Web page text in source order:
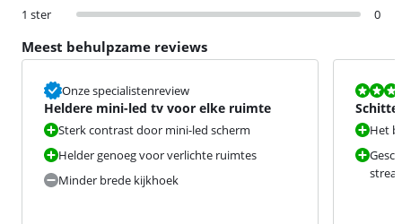
1 ster
0
Meest behulpzame reviews
Onze specialistenreview
Heldere mini-led tv voor elke ruimte
Sterk contrast door mini-led scherm
Helder genoeg voor verlichte ruimtes
Minder brede kijkhoek
Het